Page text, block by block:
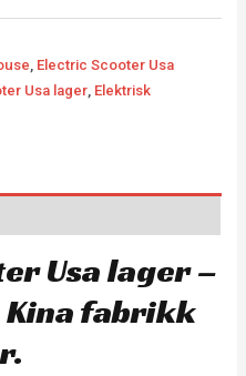
Electric Scooter Usa
Usa lager Elektrisk
Usa lager –
Kina fabrikk